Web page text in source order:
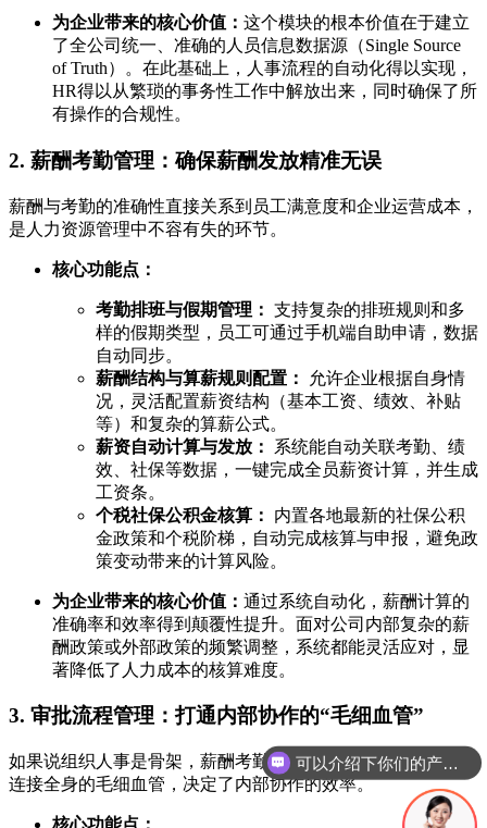
为企业带来的核心价值： 这个模块的根本价值在于建立
了全公司统一、准确的人员信息数据源（Single Source
of Truth）。在此基础上，人事流程的自动化得以实现，
HR得以从繁琐的事务性工作中解放出来，同时确保了所
有操作的合规性。
2. 薪酬考勤管理：确保薪酬发放精准无误
薪酬与考勤的准确性直接关系到员工满意度和企业运营成本，
是人力资源管理中不容有失的环节。
核心功能点：
考勤排班与假期管理： 支持复杂的排班规则和多
样的假期类型，员工可通过手机端自助申请，数据
自动同步。
薪酬结构与算薪规则配置：
允许企业根据自身情
况，灵活配置薪资结构（基本工资、绩效、补贴
等）和复杂的算薪公式。
薪资自动计算与发放：
系统能自动关联考勤、绩
效、社保等数据，一键完成全员薪资计算，并生成
工资条。
个税社保公积金核算：
内置各地最新的社保公积
金政策和个税阶梯，自动完成核算与申报，避免政
策变动带来的计算风险。
为企业带来的核心价值： 通过系统自动化，薪酬计算的
准确率和效率得到颠覆性提升。面对公司内部复杂的薪
酬政策或外部政策的频繁调整，系统都能灵活应对，显
著降低了人力成本的核算难度。
3. 审批流程管理：打通内部协作的“毛细血管”
如果说组织人事是骨架，薪酬考勤是血液，那么审批流程就是
连接全身的毛细血管，决定了内部协作的效率。
核心功能点：
你们是怎么收费的呢